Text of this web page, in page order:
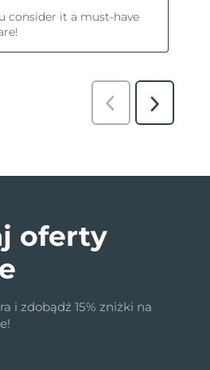
oferty
i zdobądź 15% zniżki na